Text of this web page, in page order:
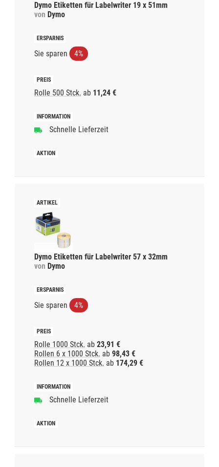
Dymo Etiketten für Labelwriter 19 x 51mm
von Dymo
Sie sparen 4%
Rolle 500 Stck. ab 11,24 €
Schnelle Lieferzeit
Dymo Etiketten für Labelwriter 57 x 32mm
von Dymo
Sie sparen 4%
Rolle 1000 Stck. ab 23,91 €
Rollen 6 x 1000 Stck. ab 98,43 €
Rollen 12 x 1000 Stck. ab 174,29 €
Schnelle Lieferzeit